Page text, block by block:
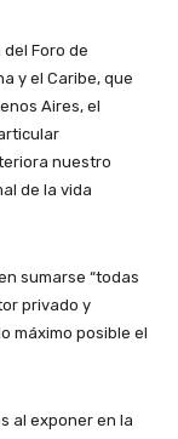
del Foro de
y el Caribe, que
Aires, el
nuestro
de la vida
sumarse “todas
privado y
máximo posible el
al exponer en la